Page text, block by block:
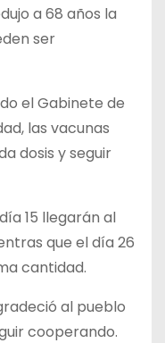
a 68 años la
ser
el Gabinete de
las vacunas
dosis y seguir
15 llegarán al
que el día 26
cantidad.
al pueblo
cooperando.